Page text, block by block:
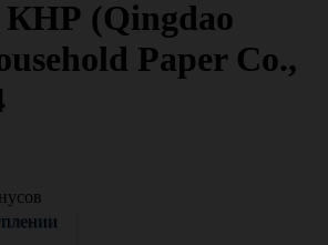
КНР (Qingdao
Paper Co.,